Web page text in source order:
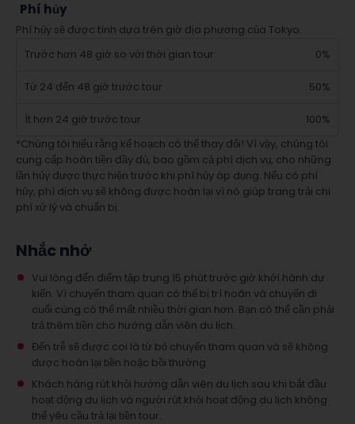
Phí hủy
Phí hủy sẽ được tính dựa trên giờ địa phương của Tokyo.
Trước hơn 48 giờ so với thời gian tour
0%
Từ 24 đến 48 giờ trước tour 50%
Ít hơn 24 giờ trước tour
100%
*Chúng tôi hiểu rằng kế hoạch có thể thay đổi! Vì vậy, chúng tôi
cung cấp hoàn tiền đầy đủ, bao gồm cả phí dịch vụ, cho những
lần hủy được thực hiện trước khi phí hủy áp dụng. Nếu có phí
hủy, phí dịch vụ sẽ không được hoàn lại vì nó giúp trang trải chi
phí xử lý và chuẩn bị.
Nhắc nhở
Vui lòng đến điểm tập trung 15 phút trước giờ khởi hành dự
kiến. Vì chuyến tham quan có thể bị trì hoãn và chuyến đi
cuối cùng có thể mất nhiều thời gian hơn. Bạn có thể cần phải
trả thêm tiền cho hướng dẫn viên du lịch.
Đến trễ sẽ được coi là từ bỏ chuyến tham quan và sẽ không
được hoàn lại tiền hoặc bồi thường
Khách hàng rút khỏi hướng dẫn viên du lịch sau khi bắt đầu
hoạt động du lịch và người rút khỏi hoạt động du lịch không
thể yêu cầu trả lại tiền tour.